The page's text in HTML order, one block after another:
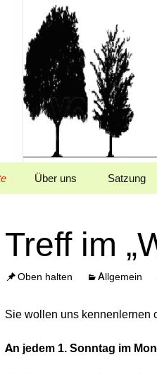
Griesheim
Über uns Satzung
Treff im
Oben halten Allgemein
Sie wollen uns kennenlernen
An jedem 1. Sonntag im